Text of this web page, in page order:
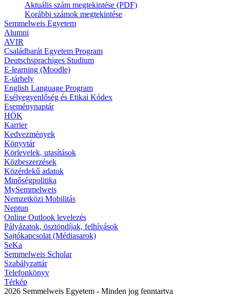
Aktuális szám megtekintése (PDF)
Korábbi számok megtekintése
Semmelweis Egyetem
Alumni
AVIR
Családbarát Egyetem Program
Deutschsprachiges Studium
E-learning (Moodle)
E-tárhely
English Language Program
Esélyegyenlőség és Etikai Kódex
Eseménynaptár
HÖK
Karrier
Kedvezmények
Könyvtár
Körlevelek, utasítások
Közbeszerzések
Közérdekű adatok
Minőségpolitika
MySemmelweis
Nemzetközi Mobilitás
Neptun
Online Outlook levelezés
Pályázatok, ösztöndíjak, felhívások
Sajtókapcsolat (Médiasarok)
SeKa
Semmelweis Scholar
Szabályzattár
Telefonkönyv
Térkép
2026 Semmelweis Egyetem - Minden jog fenntartva